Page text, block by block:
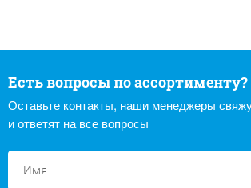
Есть вопросы по ассортименту?
Оставьте контакты, наши менеджеры
и ответят на все вопросы